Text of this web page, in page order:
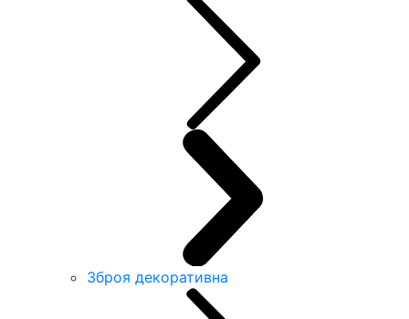
Зброя декоративна